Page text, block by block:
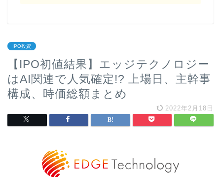
IPO投資
【IPO初値結果】エッジテクノロジー
はAI関連で人気確定!? 上場日、主幹事
構成、時価総額まとめ
2022年2月18日